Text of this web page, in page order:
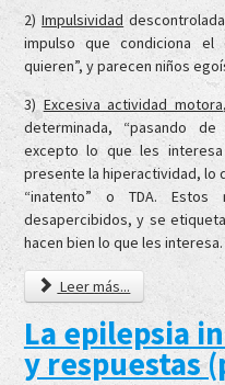
2)Impulsividad
impulso que condiciona el
quieren”, y parecen niños
3) Excesiva actividad motora
determinada, “pasando
excepto lo que les
presente la hiperactividad, lo
“inatento” o TDA.
desapercibidos, y se
hacen bien lo que les
Leer más...
La epilepsia
y respuestas